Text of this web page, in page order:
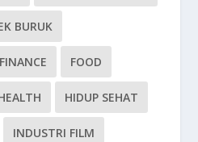
BURUK
FINANCE FOOD
HIDUP SEHAT
INDUSTRI FILM